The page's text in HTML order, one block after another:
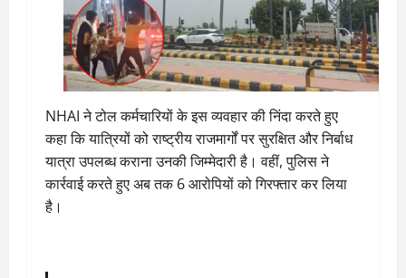
NHAI ने टोल कर्मचारियों के इस व्यवहार की निंदा करते हुए
कहा कि यात्रियों को राष्ट्रीय राजमार्गों पर सुरक्षित और निर्बाध
यात्रा उपलब्ध कराना उनकी जिम्मेदारी है। वहीं, पुलिस ने
कार्रवाई करते हुए अब तक 6 आरोपियों को गिरफ्तार कर लिया
है।